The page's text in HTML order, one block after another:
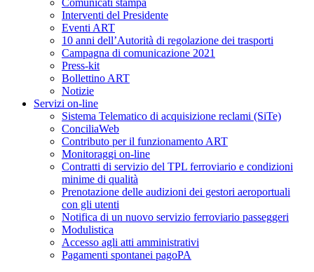
Comunicati stampa
Interventi del Presidente
Eventi ART
10 anni dell’Autorità di regolazione dei trasporti
Campagna di comunicazione 2021
Press-kit
Bollettino ART
Notizie
Servizi on-line
Sistema Telematico di acquisizione reclami (SiTe)
ConciliaWeb
Contributo per il funzionamento ART
Monitoraggi on-line
Contratti di servizio del TPL ferroviario e condizioni
minime di qualità
Prenotazione delle audizioni dei gestori aeroportuali
con gli utenti
Notifica di un nuovo servizio ferroviario passeggeri
Modulistica
Accesso agli atti amministrativi
Pagamenti spontanei pagoPA